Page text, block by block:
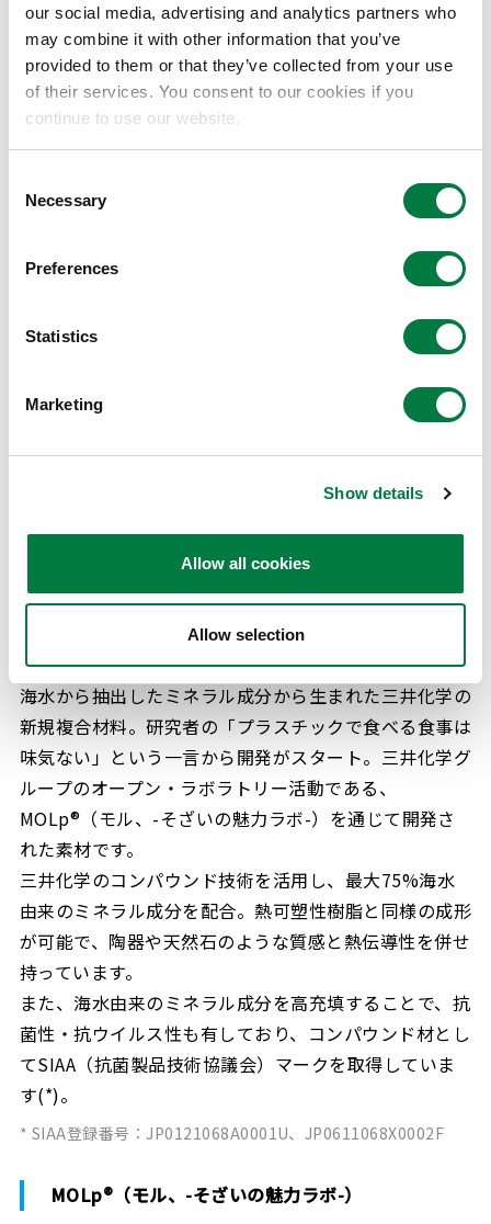
our social media, advertising and analytics partners who
may combine it with other information that you’ve
provided to them or that they’ve collected from your use
of their services. You consent to our cookies if you
continue to use our website.
Selection
Necessary
Preferences
Statistics
Marketing
Show details
Allow all cookies
Allow selection
https://aras-jp.com/
石川樹脂工業株式会社：
https://www.ishikawajyushi.net/
海と生きる 「海水のお皿」
ARASのサステナブルコレクションは、ARASが目指す食
体験の進化と、環境と共生するものづくりの進化を両立
させ、これからの時代の豊かさをカタチにするプロジェ
クト。サステナブルコレクションVol.1「杉皮」に続
き、NAGORI®は、サステナブルコレクションVol.2「海
水」に採用されました。NAGORI®を配合した、「大皿
インナップされています。
機的な表情を器に取り入れることで、刻一刻と移り変わ
る波の表情を感じる器に仕立てています。
天然由来の色彩や有機的な表情は、料理の色を自然と引
き立ててくれます。
海水から抽出したミネラル成分から生まれた三井化学の
新規複合材料。研究者の「プラスチックで食べる食事は
味気ない」という一言から開発がスタート。三井化学グ
ループのオープン・ラボラトリー活動である、
MOLp®（モル、-そざいの魅力ラボ-）を通じて開発さ
れた素材です。
三井化学のコンパウンド技術を活用し、最大75%海水
由来のミネラル成分を配合。熱可塑性樹脂と同様の成形
が可能で、陶器や天然石のような質感と熱伝導性を併せ
持っています。
また、海水由来のミネラル成分を高充填することで、抗
菌性・抗ウイルス性も有しており、コンパウンド材とし
てSIAA（抗菌製品技術協議会）マークを取得していま
す(*)。
* SIAA登録番号：JP0121068A0001U、JP0611068X0002F
MOLp®（モル、-そざいの魅力ラボ-）